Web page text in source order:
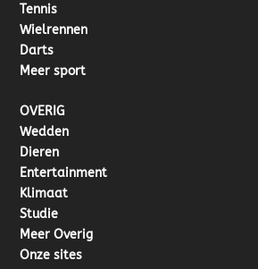
Tennis
Wielrennen
Darts
Meer sport
OVERIG
Wedden
Dieren
Entertainment
Klimaat
Studie
Meer Overig
Onze sites